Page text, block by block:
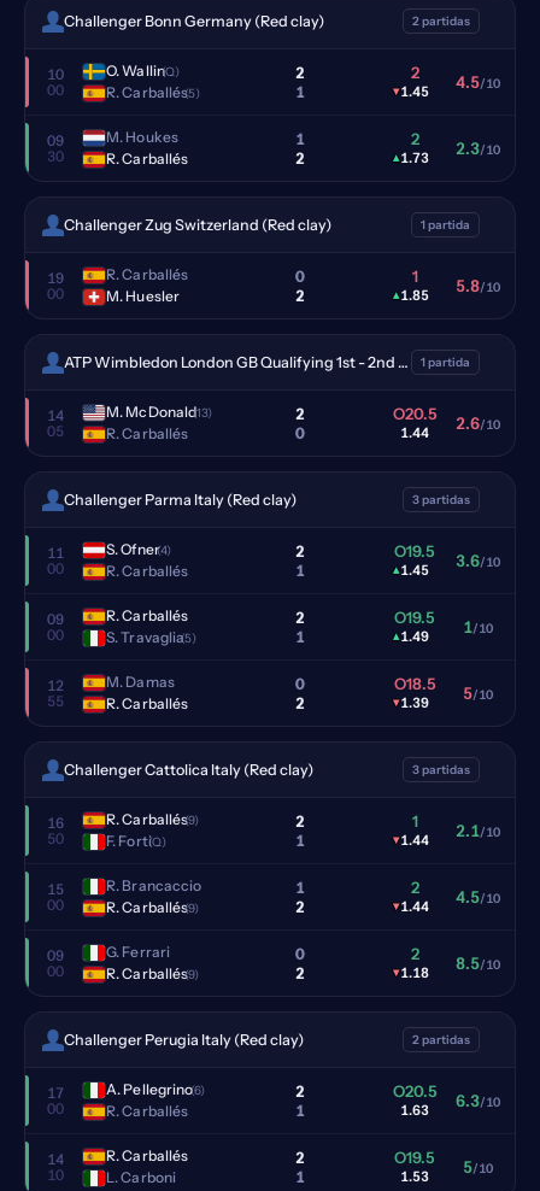
Challenger Bonn Germany (Red clay) 2 partidas
10
00
O. Wallin(Q)
R. Carballés(5)
2
1
2
▾1.45 4.5/10
09
30
M. Houkes
R. Carballés
1
2
2
▴1.73 2.3/10
Challenger Zug Switzerland (Red clay) 1 partida
19
00
R. Carballés
M. Huesler
0
2
1
▴1.85 5.8/10
ATP Wimbledon London GB Qualifying 1st - 2nd (Grass) 1 partida
14
05
M. McDonald(13)
R. Carballés
2
0
O20.5
1.44 2.6/10
Challenger Parma Italy (Red clay) 3 partidas
11
00
S. Ofner(4)
R. Carballés
2
1
O19.5
▴1.45 3.6/10
09
00
R. Carballés
S. Travaglia(5)
2
1
O19.5
▴1.49 1/10
12
55
M. Damas
R. Carballés
0
2
O18.5
▾1.39 5/10
Challenger Cattolica Italy (Red clay) 3 partidas
16
50
R. Carballés(9)
F. Forti(Q)
2
1
1
▾1.44 2.1/10
15
00
R. Brancaccio
R. Carballés(9)
1
2
2
▾1.44 4.5/10
09
00
G. Ferrari
R. Carballés(9)
0
2
2
▾1.18 8.5/10
Challenger Perugia Italy (Red clay) 2 partidas
17
00
A. Pellegrino(6)
R. Carballés
2
1
O20.5
1.63 6.3/10
14
10
R. Carballés
L. Carboni
2
1
O19.5
1.53 5/10